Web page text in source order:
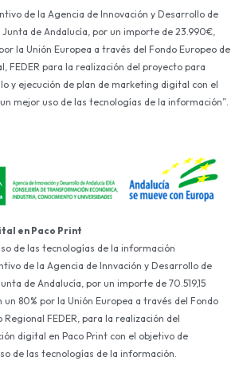
de la Agencia de Innovación y Desarrollo de
Junta de Andalucía, por un importe de 23.990€,
la Unión Europea a través del Fondo Europeo de
FEDER para la realización del proyecto para
y ejecución de plan de marketing digital con el
mejor uso de las tecnologías de la información”.
en Paco Print
de las tecnologías de la información
de la Agencia de Innvación y Desarrollo de
de Andalucía, por un importe de 70.519,15
un 80% por la Unión Europea a través del Fondo
FEDER, para la realización del
digital en Paco Print con el objetivo de
de las tecnologías de la información.